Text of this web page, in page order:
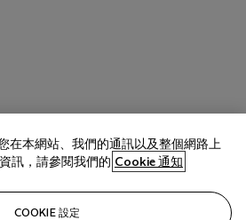
設計
在本網站、我們的通訊以及整個網路上
訊，請參閱我們的 Cookie 通知
COOKIE 設定